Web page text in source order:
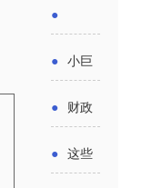
州开展
2026年
轮汽车
省科技
成果转
化中试
报工作
出台酒
类新规
酒企出
●
小企业
发展环
● 小巨
了？工
● 财政
● 这些